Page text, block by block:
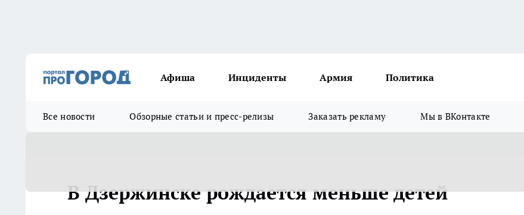
Афиша Инциденты Армия Политика
Все новости Обзорные статьи и пресс-релизы Заказать рекламу Мы в ВКонтакте
В Дзержинске рождается меньше детей